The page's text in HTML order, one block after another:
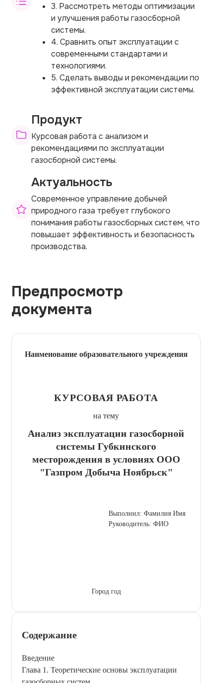
3. Рассмотреть методы оптимизации
и улучшения работы газосборной
системы.
4. Сравнить опыт эксплуатации с
современными стандартами и
технологиями.
5. Сделать выводы и рекомендации по
эффективной эксплуатации системы.
Продукт
Курсовая работа с анализом и
рекомендациями по эксплуатации
газосборной системы.
Актуальность
Современное управление добычей
природного газа требует глубокого
понимания работы газосборных систем, что
повышает эффективность и безопасность
производства.
Предпросмотр
документа
Наименование образовательного учреждения
КУРСОВАЯ РАБОТА
на тему
Анализ эксплуатации газосборной
системы Губкинского
месторождения в условиях ООО
"Газпром Добыча Ноябрьск"
Выполнил: Фамилия Имя
Руководитель: ФИО
Город год
Содержание
Введение
Глава 1. Теоретические основы эксплуатации